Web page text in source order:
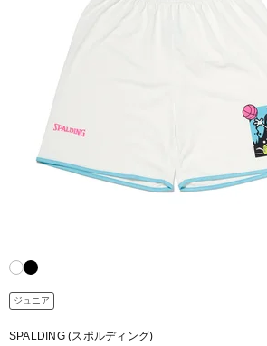
ジュニア
SPALDING (スポルディング)